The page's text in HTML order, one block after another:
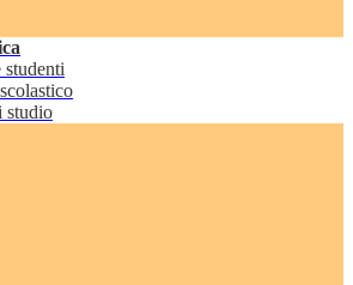
studenti
studio